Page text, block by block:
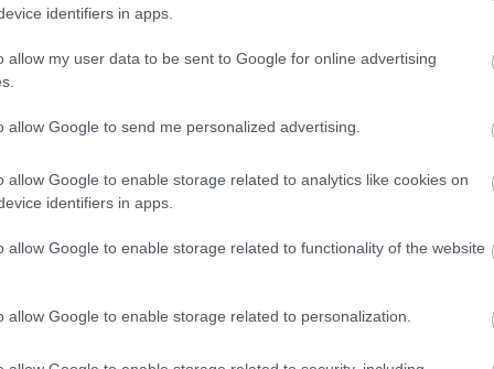
identifiers in apps.
allow my user data to be sent to Google for online advertising
allow Google to send me personalized advertising.
allow Google to enable storage related to analytics like cookies on
identifiers in apps.
allow Google to enable storage related to functionality of the website
allow Google to enable storage related to personalization.